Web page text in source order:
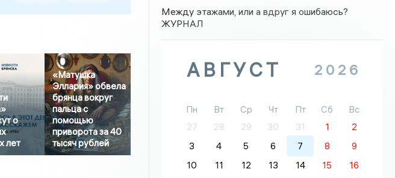
о
лет
«Матушка
Эллария» обвела
брянца вокруг
пальца с
помощью
приворота за 40
тысяч рублей
Между этажами, или а вдруг я ошибаюсь?
ЖУРНАЛ
АВГУСТ 2026
Пн Вт Ср Чт Пт Сб
Вс
27
28 29 30 31 1
2
3
4 5 6 7 8
9
10
11 12 13 14 15
16